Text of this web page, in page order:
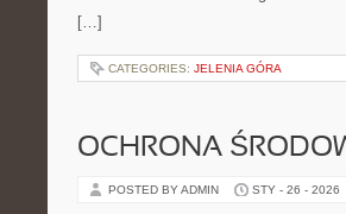
[…]
CATEGORIES: JELENIA GÓRA
OCHRONA
POSTED BY ADMIN STY - 26 - 2026